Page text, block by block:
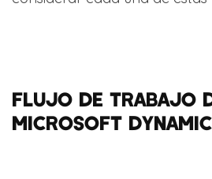
FLUJO DE TRABAJO
MICROSOFT